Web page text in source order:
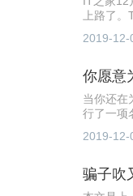
上路了
2019-12-
你愿意
当你还在
行了一项
2019-12-
骗子吹